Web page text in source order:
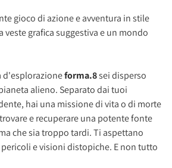
gioco di azione e avventura in stile
veste grafica suggestiva e un mondo
d'esplorazioneforma.8sei disperso
alieno. Separato dai tuoi
hai una missione di vita o di morte
e recuperare una potente fonte
che sia troppo tardi. Ti aspettano
e visioni distopiche. E non tutto